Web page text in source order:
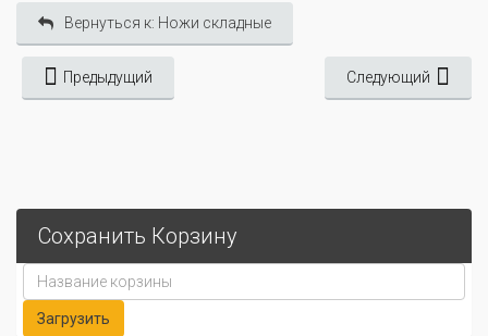
Вернуться к: Ножи складные
Предыдущий Следующий
Сохранить Корзину